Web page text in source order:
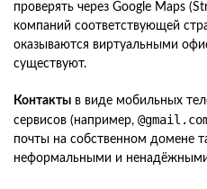
проверять через Google Maps
компаний соответствующей
оказываются виртуальными
существуют.
Контакты в виде мобильных
сервисов (например,
почты на собственном домене
неформальными и